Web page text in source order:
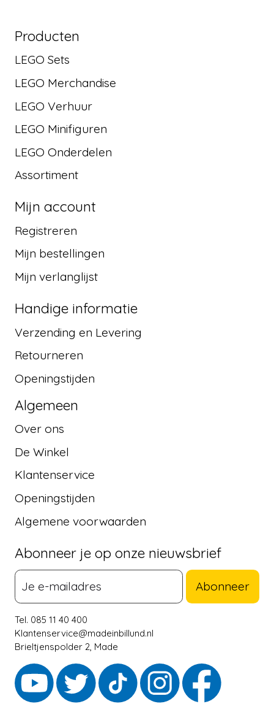
Producten
LEGO Sets
LEGO Merchandise
LEGO Verhuur
LEGO Minifiguren
LEGO Onderdelen
Assortiment
Mijn account
Registreren
Mijn bestellingen
Mijn verlanglijst
Handige informatie
Verzending en Levering
Retourneren
Openingstijden
Algemeen
Over ons
De Winkel
Klantenservice
Openingstijden
Algemene voorwaarden
Abonneer je op onze nieuwsbrief
Abonneer
Tel. 085 11 40 400
Klantenservice@madeinbillund.nl
Brieltjenspolder 2, Made